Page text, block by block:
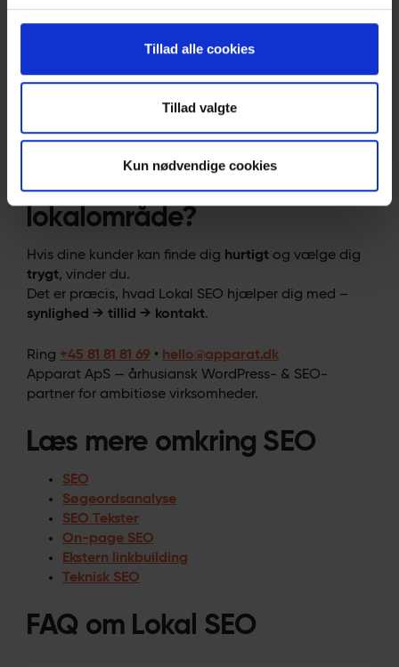
Tillad alle cookies
Tillad valgte
Kun nødvendige cookies
Alt i Standard
System til anmeldelser og lokalt PR-arbejde
Kvartalsvise forbedringer på indhold & tech
Klar til at eje dit
lokalområde?
Hvis dine kunder kan finde dig hurtigt og vælge dig
trygt, vinder du.
Det er præcis, hvad Lokal SEO hjælper dig med –
synlighed → tillid → kontakt.
Ring +45 81 81 81 69 • hello@apparat.dk
Apparat ApS — århusiansk WordPress- & SEO-
partner for ambitiøse virksomheder.
Læs mere omkring SEO
SEO
Søgeordsanalyse
SEO Tekster
On-page SEO
Ekstern linkbuilding
Teknisk SEO
FAQ om Lokal SEO